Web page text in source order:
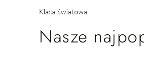
Klasa światowa
Nasze